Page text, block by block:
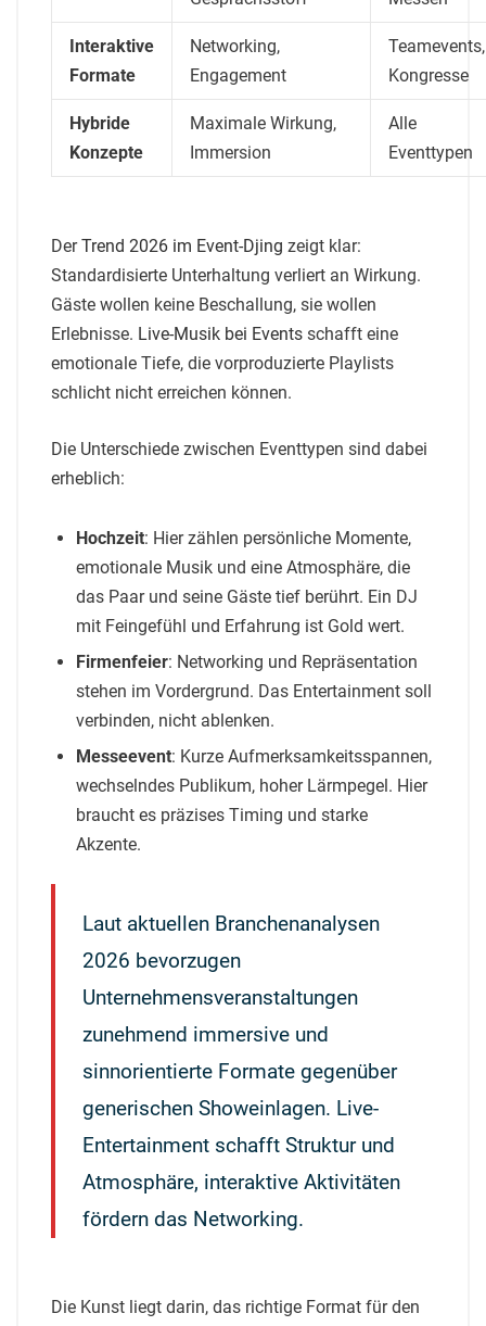
Interaktive
Formate
Networking,
Engagement
Teamevents,
Kongresse
Hybride
Konzepte
Maximale Wirkung,
Immersion
Alle
Eventtypen
DerTrend 2026 im Event-Djing zeigt klar:
Standardisierte Unterhaltung verliert an Wirkung.
Gäste wollen keine Beschallung, sie wollen
Erlebnisse. Live-Musik bei Events schafft eine
emotionale Tiefe, die vorproduzierte Playlists
schlicht nicht erreichen können.
Die Unterschiede zwischen Eventtypen sind dabei
erheblich:
Hochzeit: Hier zählen persönliche Momente,
emotionale Musik und eine Atmosphäre, die
das Paar und seine Gäste tief berührt. Ein DJ
mit Feingefühl und Erfahrung ist Gold wert.
Firmenfeier: Networking und Repräsentation
stehen im Vordergrund. Das Entertainment soll
verbinden, nicht ablenken.
Messeevent: Kurze Aufmerksamkeitsspannen,
wechselndes Publikum, hoher Lärmpegel. Hier
braucht es präzises Timing und starke
Akzente.
Laut aktuellen Branchenanalysen
2026 bevorzugen
Unternehmensveranstaltungen
zunehmend immersive und
sinnorientierte Formate gegenüber
generischen Showeinlagen. Live-
Entertainment schafft Struktur und
Atmosphäre, interaktive Aktivitäten
fördern das Networking.
Die Kunst liegt darin, das richtige Format für den